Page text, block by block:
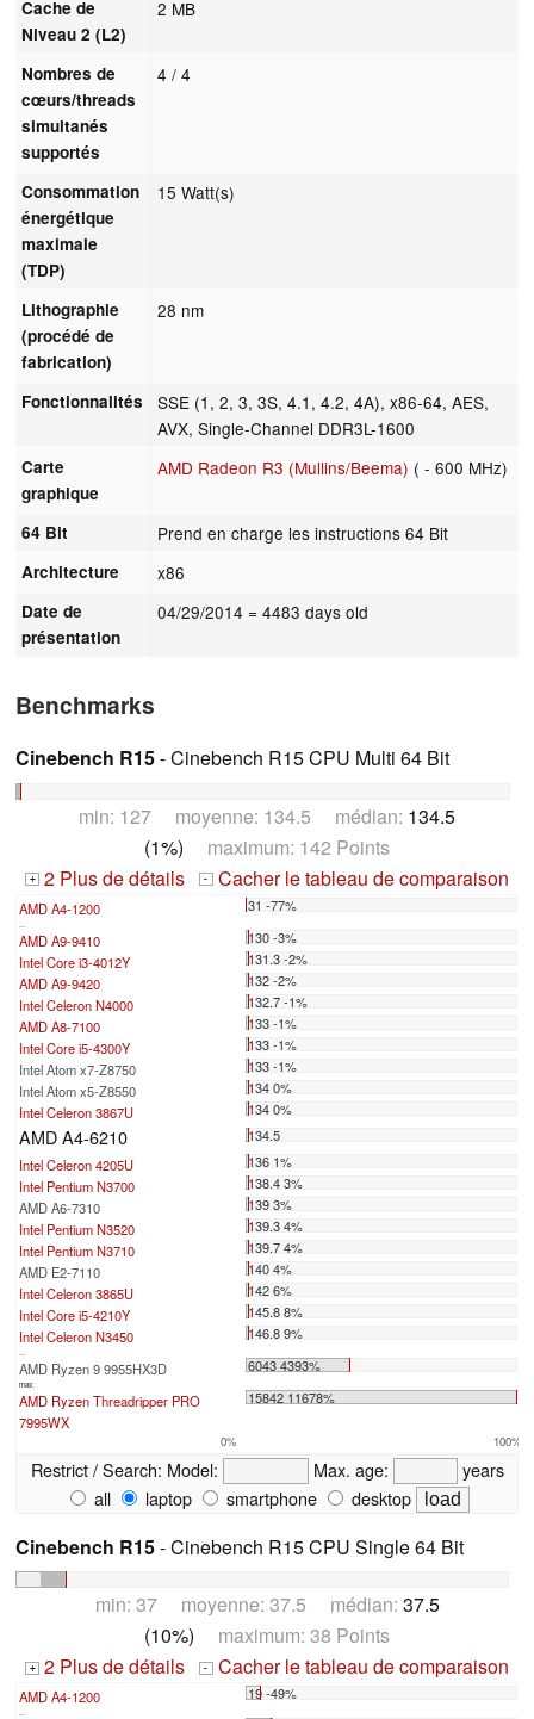
Cache de
Niveau 2 (L2)
2 MB
Nombres de
cœurs/threads
simultanés
supportés
4 / 4
Consommation
énergétique
maximale
(TDP)
15 Watt(s)
Lithographie
(procédé de
fabrication)
28 nm
Fonctionnalités
SSE (1, 2, 3, 3S, 4.1, 4.2, 4A), x86-64, AES,
AVX, Single-Channel DDR3L-1600
Carte
graphique
AMD Radeon R3 (Mullins/Beema) ( - 600 MHz)
64 Bit Prend en charge les instructions 64 Bit
Architecture x86
Date de
présentation
04/29/2014 = 4483 days old
Benchmarks
Cinebench R15- Cinebench R15 CPU Multi 64 Bit
min: 127 moyenne: 134.5 médian: 134.5
(1%) maximum: 142 Points
+ 2 Plus de détails - Cacher le tableau de comparaison
AMD A4-1200 31 -77%
AMD A9-9410
130 -3%
Intel Core i3-4012Y
131.3 -2%
AMD A9-9420
132 -2%
Intel Celeron N4000
132.7 -1%
AMD A8-7100
133 -1%
Intel Core i5-4300Y
133 -1%
Intel Atom x7-Z8750
133 -1%
Intel Atom x5-Z8550
134 0%
Intel Celeron 3867U
134 0%
AMD A4-6210
134.5
Intel Celeron 4205U
136 1%
Intel Pentium N3700
138.4 3%
AMD A6-7310
139 3%
Intel Pentium N3520
139.3 4%
Intel Pentium N3710
139.7 4%
AMD E2-7110
140 4%
Intel Celeron 3865U
142 6%
Intel Core i5-4210Y
145.8 8%
Intel Celeron N3450
146.8 9%
AMD Ryzen 9 9955HX3D 6043 4393%
max:
AMD Ryzen Threadripper PRO
7995WX
15842 11678%
0% 100%
Restrict / Search: Model: Max. age:
years
all
laptop smartphone desktop
Cinebench R15- Cinebench R15 CPU Single 64 Bit
min: 37 moyenne: 37.5 médian: 37.5
(10%) maximum: 38 Points
+ 2 Plus de détails - Cacher le tableau de comparaison
AMD A4-1200 19 -49%
...